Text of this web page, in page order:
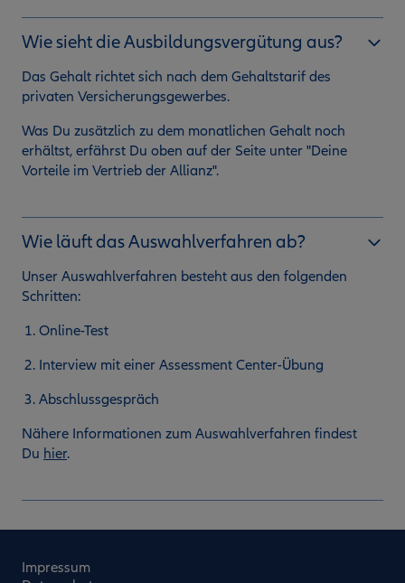
Wie sieht die Ausbildungsvergütung aus?
Das Gehalt richtet sich nach dem Gehaltstarif des
privaten Versicherungsgewerbes.
Was Du zusätzlich zu dem monatlichen Gehalt noch
erhältst, erfährst Du oben auf der Seite unter "Deine
Vorteile im Vertrieb der Allianz".
Wie läuft das Auswahlverfahren ab?
Unser Auswahlverfahren besteht aus den folgenden
Schritten:
Online-Test
Interview mit einer Assessment Center-Übung
Abschlussgespräch
Nähere Informationen zum Auswahlverfahren findest
Du hier.
Impressum